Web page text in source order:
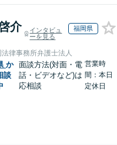
介
インタビュ
ーを見る
福岡県
律事務所弁護士法人
か
談
面談方法(対面・電
話・ビデオなど)は
応相談
営業時
間：本日
定休日